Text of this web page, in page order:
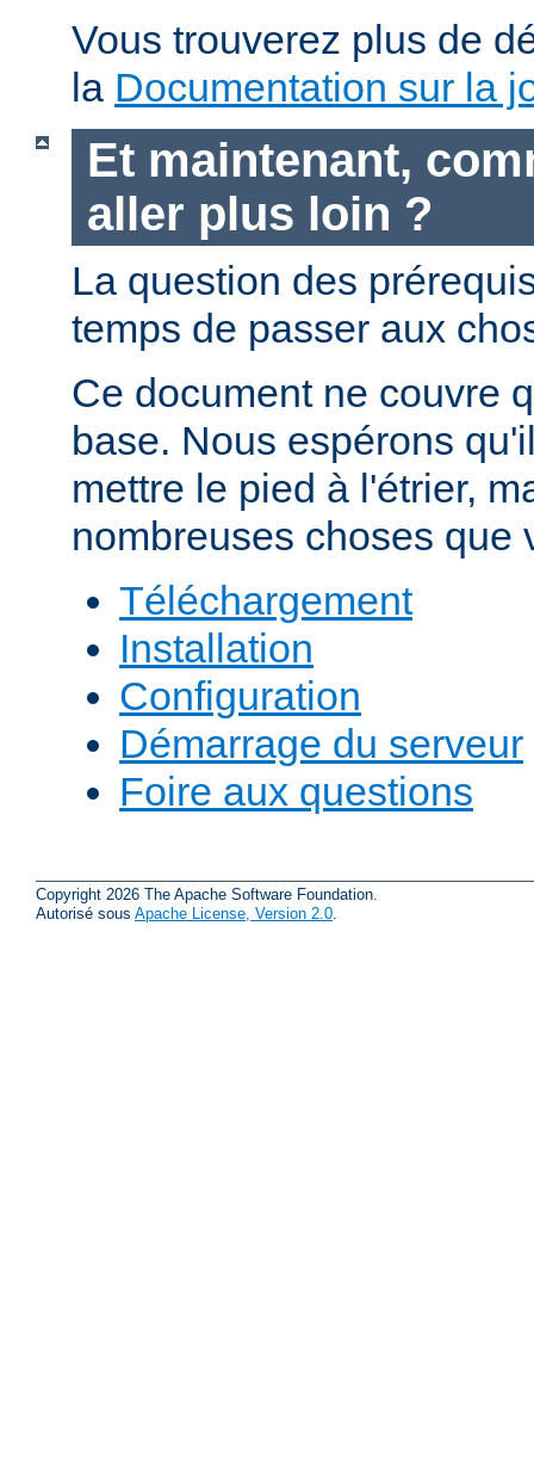
Vous trouverez plus de
la Documentation sur la
Et maintenant,
aller plus loin ?
La question des
temps de passer aux
Ce document ne couvre
base. Nous espérons
mettre le pied à l'étrier,
nombreuses choses que
Téléchargement
Installation
Configuration
Démarrage du serveur
Foire aux questions
Copyright 2026 The Apache Software Foundation.
Autorisé sous Apache License, Version 2.0.